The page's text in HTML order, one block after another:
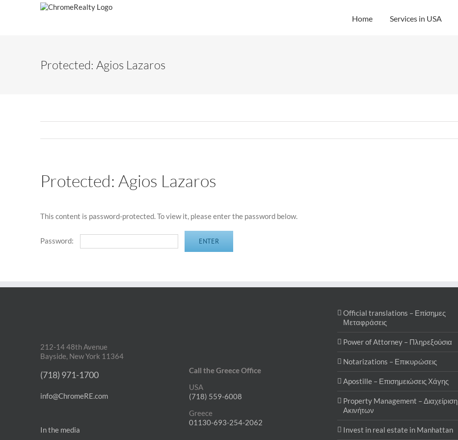
Home Services in USA
Protected: Agios Lazaros
Protected: Agios Lazaros
This content is password-protected. To view it, please enter the password below.
Password:
212-14 48th Avenue
Bayside, New York 11364
(718) 971-1700
info@ChromeRE.com
In the media
Call the Greece Office
USA
(718) 559-6008
Greece
01130-693-254-2062
Official translations – Επίσημες
Μεταφράσεις
Power of Attorney – Πληρεξούσια
Notarizations – Επικυρώσεις
Apostille – Επισημειώσεις Χάγης
Property Management – Διαχείριση
Ακινήτων
Invest in real estate in Manhattan